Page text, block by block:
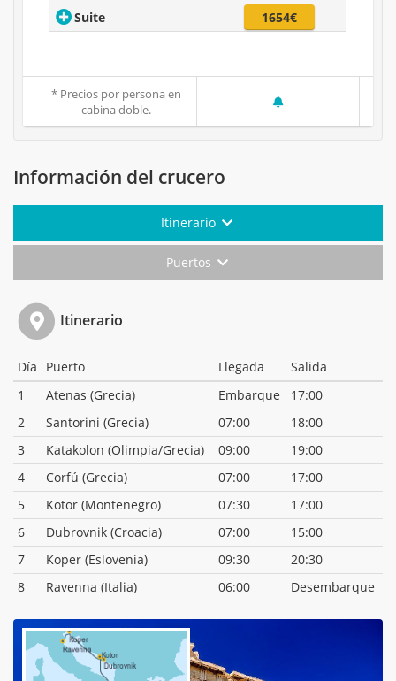
Suite 1654€
* Precios por persona en
cabina doble.
Información del crucero
Itinerario
Puertos
Itinerario
Día Puerto Llegada
Salida
1
Atenas (Grecia) Embarque
17:00
2
Santorini (Grecia) 07:00
18:00
3
Katakolon (Olimpia/Grecia) 09:00
19:00
4
Corfú (Grecia) 07:00
17:00
5
Kotor (Montenegro) 07:30
17:00
6
Dubrovnik (Croacia) 07:00
15:00
7
Koper (Eslovenia) 09:30
20:30
8
Ravenna (Italia) 06:00 Desembarque